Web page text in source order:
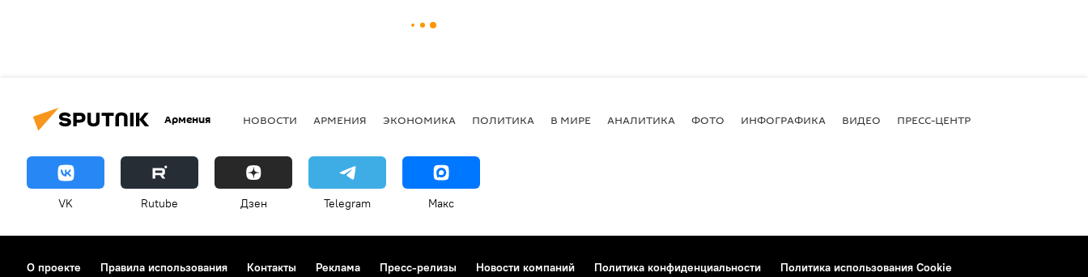
Армения НОВОСТИ АРМЕНИЯ ЭКОНОМИКА ПОЛИТИКА В МИРЕ АНАЛИТИКА ФОТО ИНФОГРАФИКА ВИДЕО ПРЕСС-ЦЕНТР
VK Rutube Дзен Telegram Макс
О проекте Правила использования Контакты Реклама Пресс-релизы Новости компаний Политика конфиденциальности Политика использования Cookie